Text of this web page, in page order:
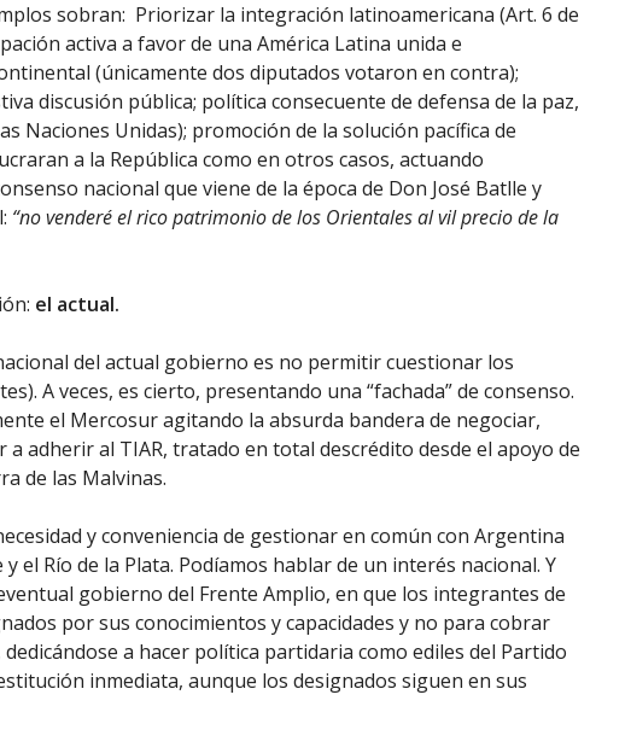
sobran: Priorizar la integración latinoamericana (Art. 6 de
activa a favor de una América Latina unida e
(únicamente dos diputados votaron en contra);
discusión pública; política consecuente de defensa de la paz,
Naciones Unidas); promoción de la solución pacífica de
a la República como en otros casos, actuando
nacional que viene de la época de Don José Batlle y
“no venderé el rico patrimonio de los Orientales al vil precio de la
el actual.
del actual gobierno es no permitir cuestionar los
A veces, es cierto, presentando una “fachada” de consenso.
el Mercosur agitando la absurda bandera de negociar,
a adherir al TIAR, tratado en total descrédito desde el apoyo de
de las Malvinas.
y conveniencia de gestionar en común con Argentina
el Río de la Plata. Podíamos hablar de un interés nacional. Y
gobierno del Frente Amplio, en que los integrantes de
por sus conocimientos y capacidades y no para cobrar
a hacer política partidaria como ediles del Partido
inmediata, aunque los designados siguen en sus